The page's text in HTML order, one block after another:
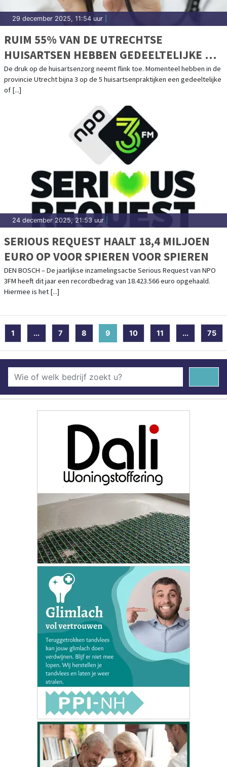
29 december 2025, 11:54 uur
RUIM 55% VAN DE UTRECHTSE
HUISARTSEN HEBBEN GEDEELTELIJKE OF
VOLLEDIGE PATIËNTENSTOP
De druk op de huisartsenzorg neemt flink toe. Momenteel hebben in de
provincie Utrecht bijna 3 op de 5 huisartsenpraktijken een gedeeltelijke
of [...]
24 december 2025, 21:53 uur
SERIOUS REQUEST HAALT 18,4 MILJOEN
EURO OP VOOR SPIEREN VOOR SPIEREN
DEN BOSCH – De jaarlijkse inzamelingsactie Serious Request van NPO
3FM heeft dit jaar een recordbedrag van 18.423.566 euro opgehaald.
Hiermee is het [...]
1 ... 7 8 9 (current)
10 11 ... 75